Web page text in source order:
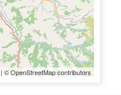
| © OpenStreetMap contributors